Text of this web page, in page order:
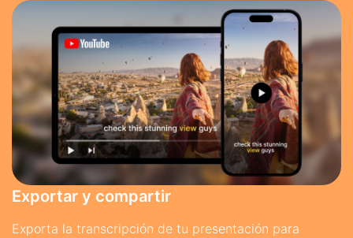
Exportar y compartir
Exporta la transcripción de tu presentación para